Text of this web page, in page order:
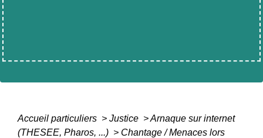
Accueil particuliers > Justice >Arnaque sur internet
(THESEE, Pharos, ...) > Chantage / Menaces lors